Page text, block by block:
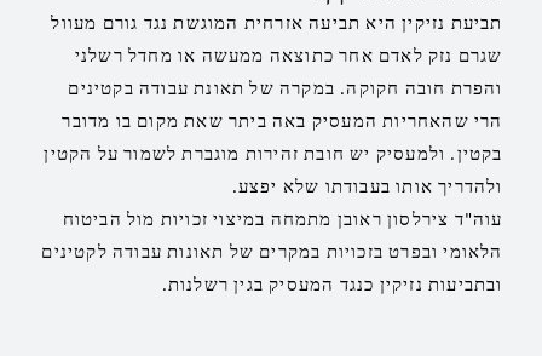
תביעת נזיקין היא תביעה אזרחית המוגשת נגד גורם מעוול
שגרם נזק לאדם אחר כתוצאה ממעשה או מחדל רשלני
והפרת חובה חקוקה. במקרה של תאונת עבודה בקטינים
הרי שהאחריות המעסיק באה ביתר שאת מקום בו מדובר
בקטין. ולמעסיק יש חובת זהירות מוגברת לשמור על הקטין
ולהדריך אותו בעבודתו שלא יפצע.
עוה"ד צירלסון ראובן מתמחה במיצוי זכויות מול הביטוח
הלאומי ובפרט בזכויות במקרים של תאונות עבודה לקטינים
ובתביעות נזיקין כנגד המעסיק בגין רשלנות.